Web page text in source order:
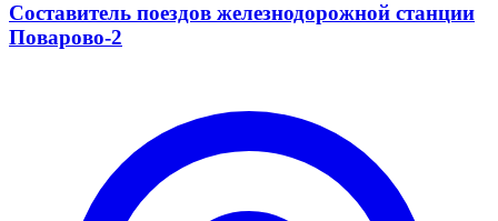
Составитель поездов железнодорожной станции
Поварово-2